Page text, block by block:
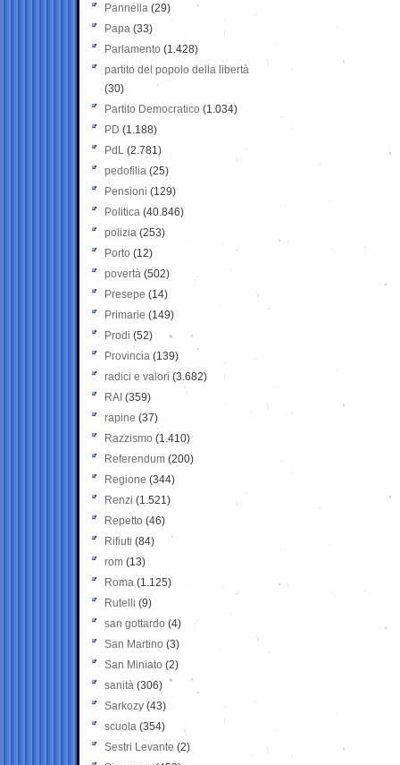
Pannella (29)
Papa (33)
Parlamento (1.428)
partito del popolo della libertà
(30)
Partito Democratico (1.034)
PD (1.188)
PdL (2.781)
pedofilia (25)
Pensioni (129)
Politica (40.846)
polizia (253)
Porto (12)
povertà (502)
Presepe (14)
Primarie (149)
Prodi (52)
Provincia (139)
radici e valori (3.682)
RAI (359)
rapine (37)
Razzismo (1.410)
Referendum (200)
Regione (344)
Renzi (1.521)
Repetto (46)
Rifiuti (84)
rom (13)
Roma (1.125)
Rutelli (9)
san gottardo (4)
San Martino (3)
San Miniato (2)
sanità (306)
Sarkozy (43)
scuola (354)
Sestri Levante (2)